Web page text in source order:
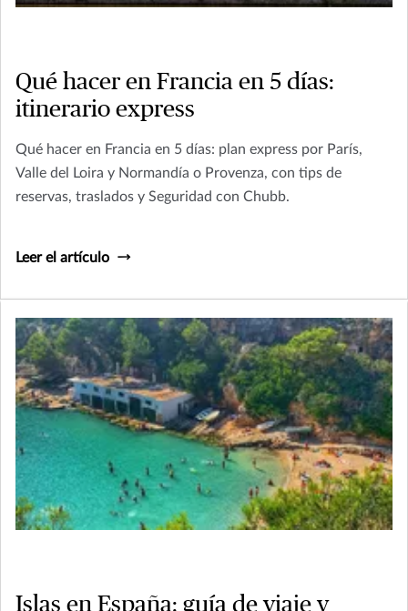
Qué hacer en Francia en 5 días:
itinerario express
Qué hacer en Francia en 5 días: plan express por París,
Valle del Loira y Normandía o Provenza, con tips de
reservas, traslados y Seguridad con Chubb.
Leer el artículo
Islas en España: guía de viaje y